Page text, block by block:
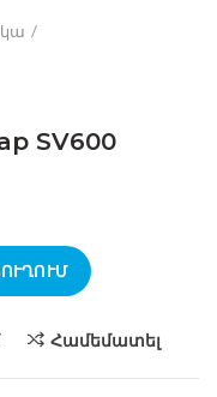
SV600
IMAGE SCANNER
Համեմատել